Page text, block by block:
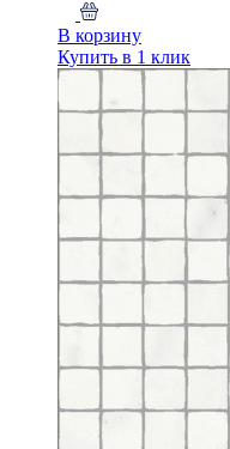
В корзину
Купить в 1 клик